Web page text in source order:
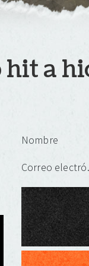
hit a
Deja
Nombre